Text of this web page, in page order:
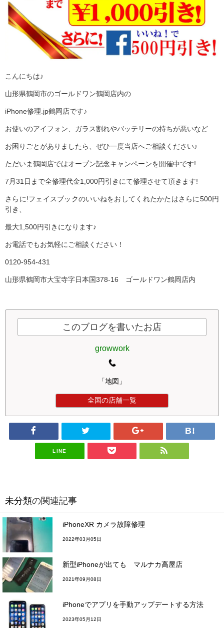
こんにちは♪
山形県鶴岡市のゴールドワン鶴岡店内の
iPhone修理.jp鶴岡店です♪
お使いのアイフォン、ガラス割れやバッテリーの持ちが悪いなど
お困りごとがありましたら、ぜひ一度当店へご相談ください♪
ただいま鶴岡店ではオープン記念キャンペーンを開催中です!
7月31日まで全修理代金1,000円引きにて修理させて頂きます!
さらに!フェイスブックのいいねをおしてくれたかたはさらに500円
引き、
最大1,500円引きになります♪
お電話でもお気軽にご相談ください！
0120-954-431
山形県鶴岡市大宝寺字日本国378-16 ゴールドワン鶴岡店内
このブログを書いたお店
growwork
「地図」
全国の店舗一覧
LINE
未分類の関連記事
iPhoneXR カメラ故障修理
2022年03月05日
新型iPhoneが出ても マルナカ高屋店
2021年09月08日
iPhoneでアプリを手動アップデートする方法
2023年05月12日